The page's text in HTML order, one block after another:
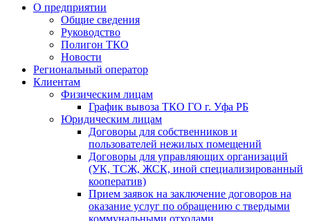
О предприятии
Общие сведения
Руководство
Полигон ТКО
Новости
Региональный оператор
Клиентам
Физическим лицам
График вывоза ТКО ГО г. Уфа РБ
Юридическим лицам
Договоры для собственников и
пользователей нежилых помещений
Договоры для управляющих организаций
(УК, ТСЖ, ЖСК, иной специализированный
кооператив)
Прием заявок на заключение договоров на
оказание услуг по обращению с твердыми
коммунальными отходами